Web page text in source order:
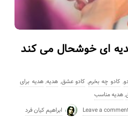
ای خوشحال می کند
, کادو چه بخرم, کادو عشق, هدیه,هدیه برای
,هدیه مناسب
Leave a ابراهیم کیان فرد